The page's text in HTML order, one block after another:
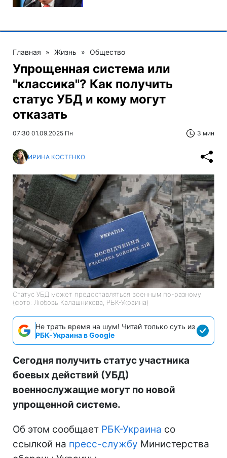
Главная » Жизнь » Общество
Упрощенная система или
"классика"? Как получить
статус УБД и кому могут
отказать
07:30 01.09.2025 Пн 3 мин
ИРИНА КОСТЕНКО
Статус УБД может предоставляться военным по-разному
(фото: Любовь Калашникова, РБК-Украина)
Не трать время на шум! Читай только суть из
РБК-Украина в Google
Сегодня получить статус участника
боевых действий (УБД)
военнослужащие могут по новой
упрощенной системе.
Об этом сообщает РБК-Украина со
ссылкой на пресс-службу Министерства